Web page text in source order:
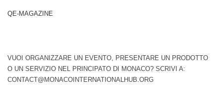
QE-MAGAZINE
VUOI ORGANIZZARE UN EVENTO, PRESENTARE UN PRODOTTO
O UN SERVIZIO NEL PRINCIPATO DI MONACO? SCRIVI A:
CONTACT@MONACOINTERNATIONALHUB.ORG